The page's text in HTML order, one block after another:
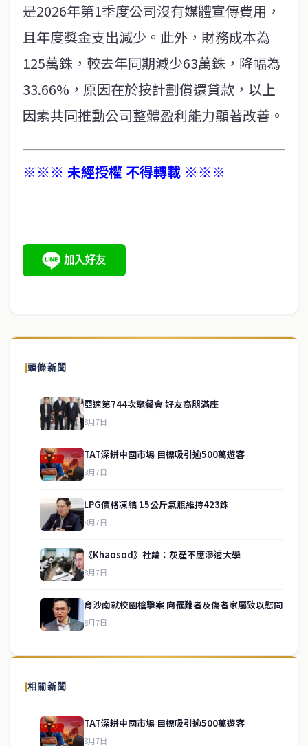
是2026年第1季度公司沒有媒體宣傳費用，
且年度獎金支出減少。此外，財務成本為
125萬銖，較去年同期減少63萬銖，降幅為
33.66%，原因在於按計劃償還貸款，以上
因素共同推動公司整體盈利能力顯著改善。
※※※ 未經授權 不得轉載 ※※※
頭條新聞
亞速第744次聚餐會 好友高朋滿座
8月7日
TAT深耕中國市場 目標吸引逾500萬遊客
8月7日
LPG價格凍結 15公斤氣瓶維持423銖
8月7日
《Khaosod》社論：灰產不應滲透大學
8月7日
育沙南就校園槍擊案 向罹難者及傷者家屬致以慰問
8月7日
相關新聞
TAT深耕中國市場 目標吸引逾500萬遊客
8月7日
關於我們
泰國中文新聞（TCN）是一家總部設於曼谷的中文新聞媒體，致力於
供即時、客觀、多元的中文新聞內容。
service@thaichinesenews.com